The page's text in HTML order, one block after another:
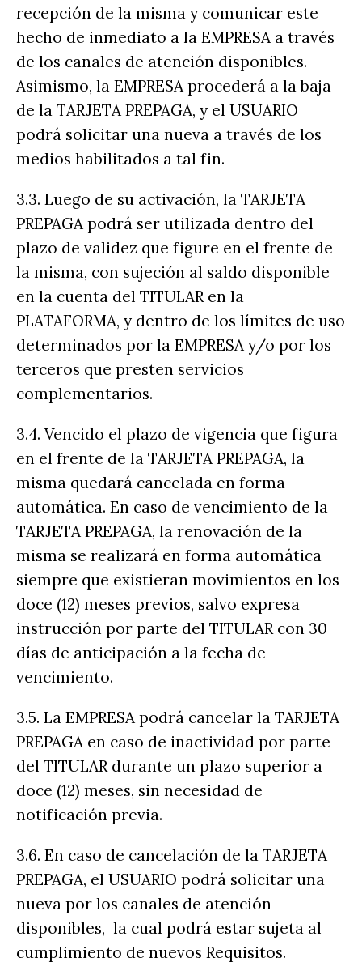
recepción de la misma y comunicar este
hecho de inmediato a la EMPRESA a través
de los canales de atención disponibles.
Asimismo, la EMPRESA procederá a la baja
de la TARJETA PREPAGA, y el USUARIO
podrá solicitar una nueva a través de los
medios habilitados a tal fin.
3.3. Luego de su activación, la TARJETA
PREPAGA podrá ser utilizada dentro del
plazo de validez que figure en el frente de
la misma, con sujeción al saldo disponible
en la cuenta del TITULAR en la
PLATAFORMA, y dentro de los límites de uso
determinados por la EMPRESA y/o por los
terceros que presten servicios
complementarios.
3.4. Vencido el plazo de vigencia que figura
en el frente de la TARJETA PREPAGA, la
misma quedará cancelada en forma
automática. En caso de vencimiento de la
TARJETA PREPAGA, la renovación de la
misma se realizará en forma automática
siempre que existieran movimientos en los
doce (12) meses previos, salvo expresa
instrucción por parte del TITULAR con 30
días de anticipación a la fecha de
vencimiento.
3.5. La EMPRESA podrá cancelar la TARJETA
PREPAGA en caso de inactividad por parte
del TITULAR durante un plazo superior a
doce (12) meses, sin necesidad de
notificación previa.
3.6. En caso de cancelación de la TARJETA
PREPAGA, el USUARIO podrá solicitar una
nueva por los canales de atención
disponibles, la cual podrá estar sujeta al
cumplimiento de nuevos Requisitos.